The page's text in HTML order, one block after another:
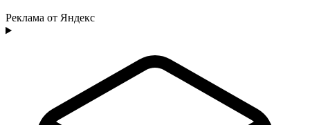
Реклама от Яндекс